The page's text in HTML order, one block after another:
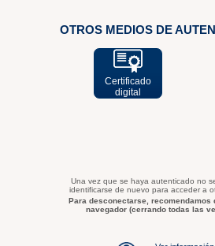
OTROS MEDIOS DE
Certificado
digital
Una vez que se haya autenticado no
identificarse de nuevo para acceder a
Para desconectarse, recomendamos
navegador (cerrando todas las